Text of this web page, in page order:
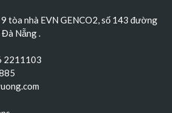
tòa nhà EVN GENCO2, số 143 đường
Đà Nẵng
2211103